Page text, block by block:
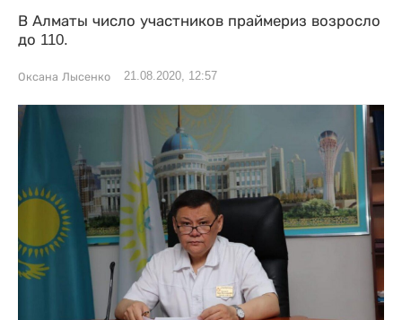
В Алматы число участников праймериз возросло
до 110.
Оксана Лысенко 21.08.2020, 12:57